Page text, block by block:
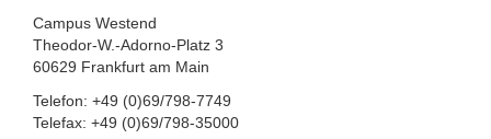
Campus Westend
Theodor-W.-Adorno-Platz 3
60629 Frankfurt am Main
Telefon: +49 (0)69/798-7749
Telefax: +49 (0)69/798-35000